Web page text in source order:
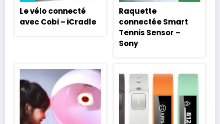
Le vélo connecté
avec Cobi – iCradle
Raquette
connectée Smart
Tennis Sensor –
Sony